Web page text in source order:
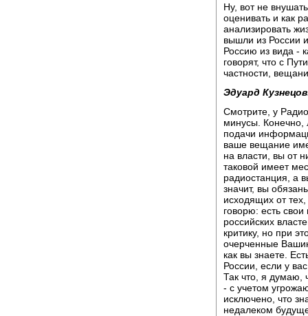
Ну, вот не
оценивать и как
анализировать
вышли из России
Россию из вида -
говорят, что с
частности,
Эдуард
Смотрите, у
минусы. Конечно,
подачи
ваше вещание
на власти, вы от
таковой имеет
радиостанция, а
значит, вы
исходящих от
говорю: есть
российских
критику, но при
очерченные
как вы знаете.
России, если у
Так что, я думаю,
- с учетом
исключено, что
недалеком